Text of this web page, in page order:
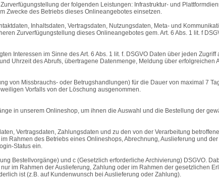
der folgenden Leistungen: Infrastruktur- und
Zwecke des Betriebs dieses Onlineangebotes einsetzen.
Inhaltsdaten, Vertragsdaten, Nutzungsdaten, Meta- und
Zurverfügungstellung dieses Onlineangebotes gem. Art. 6 Abs. 1 lit. f
Interessen im Sinne des Art. 6 Abs. 1 lit. f. DSGVO Daten über jeden
Uhrzeit des Abrufs, übertragene Datenmenge, Meldung über
von Missbrauchs- oder Betrugshandlungen) für die Dauer von maximal 7
Vorfalls von der Löschung ausgenommen.
in unserem Onlineshop, um ihnen die Auswahl und die Bestellung der
Vertragsdaten, Zahlungsdaten und zu den von der Verarbeitung
Rahmen des Betriebs eines Onlineshops, Abrechnung, Auslieferung und
Status ein.
Bestellvorgänge) und c (Gesetzlich erforderliche Archivierung) DSGVO.
im Rahmen der Auslieferung, Zahlung oder im Rahmen der gesetzlichen
ist (z.B. auf Kundenwunsch bei Auslieferung oder Zahlung).